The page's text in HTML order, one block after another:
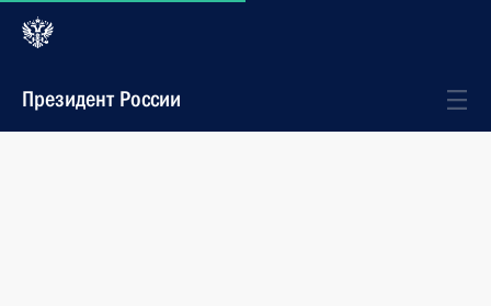
Президент России